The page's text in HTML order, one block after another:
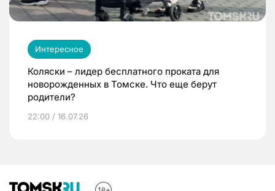
Интересное
Коляски – лидер бесплатного проката для
новорожденных в Томске. Что еще берут
родители?
22:00 / 16.07.26